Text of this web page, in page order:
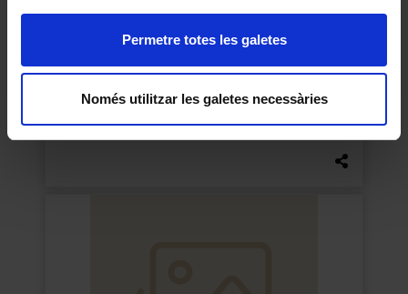
Permetre totes les galetes
Només utilitzar les galetes necessàries